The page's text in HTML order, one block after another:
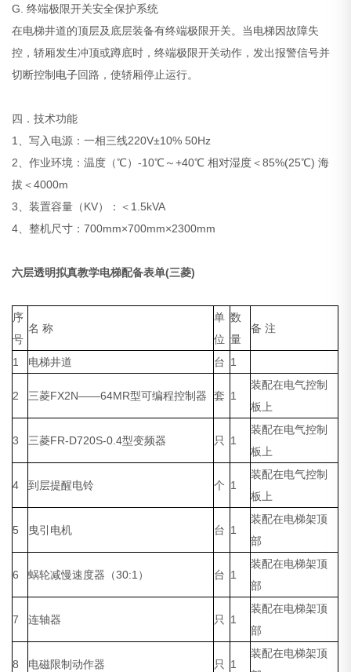
G. 终端极限开关安全保护系统
在电梯井道的顶层及底层装备有终端极限开关。当电梯因故障失
控，轿厢发生冲顶或蹲底时，终端极限开关动作，发出报警信号并
切断控制 电子回路，使轿厢停止运行。
四．技术功能
1、写入电源：一相三线220V±10% 50Hz
2、作业环境：温度（℃）-10℃～+40℃ 相对湿度＜85%(25℃) 海
拔＜4000m
3、装置容量（KV）：＜1.5kVA
4、整机尺寸：700mm×700mm×2300mm
六层透明拟真教学电梯配备表单(三菱)
序
号
名 称
单
位
数
量
备 注
1 电梯井道 台 1
2 三菱FX2N——64MR型可编程控制器 套 1
装配在电气控制
板上
3 三菱FR-D720S-0.4型变频器 只 1
装配在电气控制
板上
4 到层提醒电铃 个 1
装配在电气控制
板上
5 曳引电机 台 1
装配在电梯架顶
部
6 蜗轮减慢速度器（30:1） 台 1
装配在电梯架顶
部
7 连轴器 只 1
装配在电梯架顶
部
8 电磁限制动作器 只 1
装配在电梯架顶